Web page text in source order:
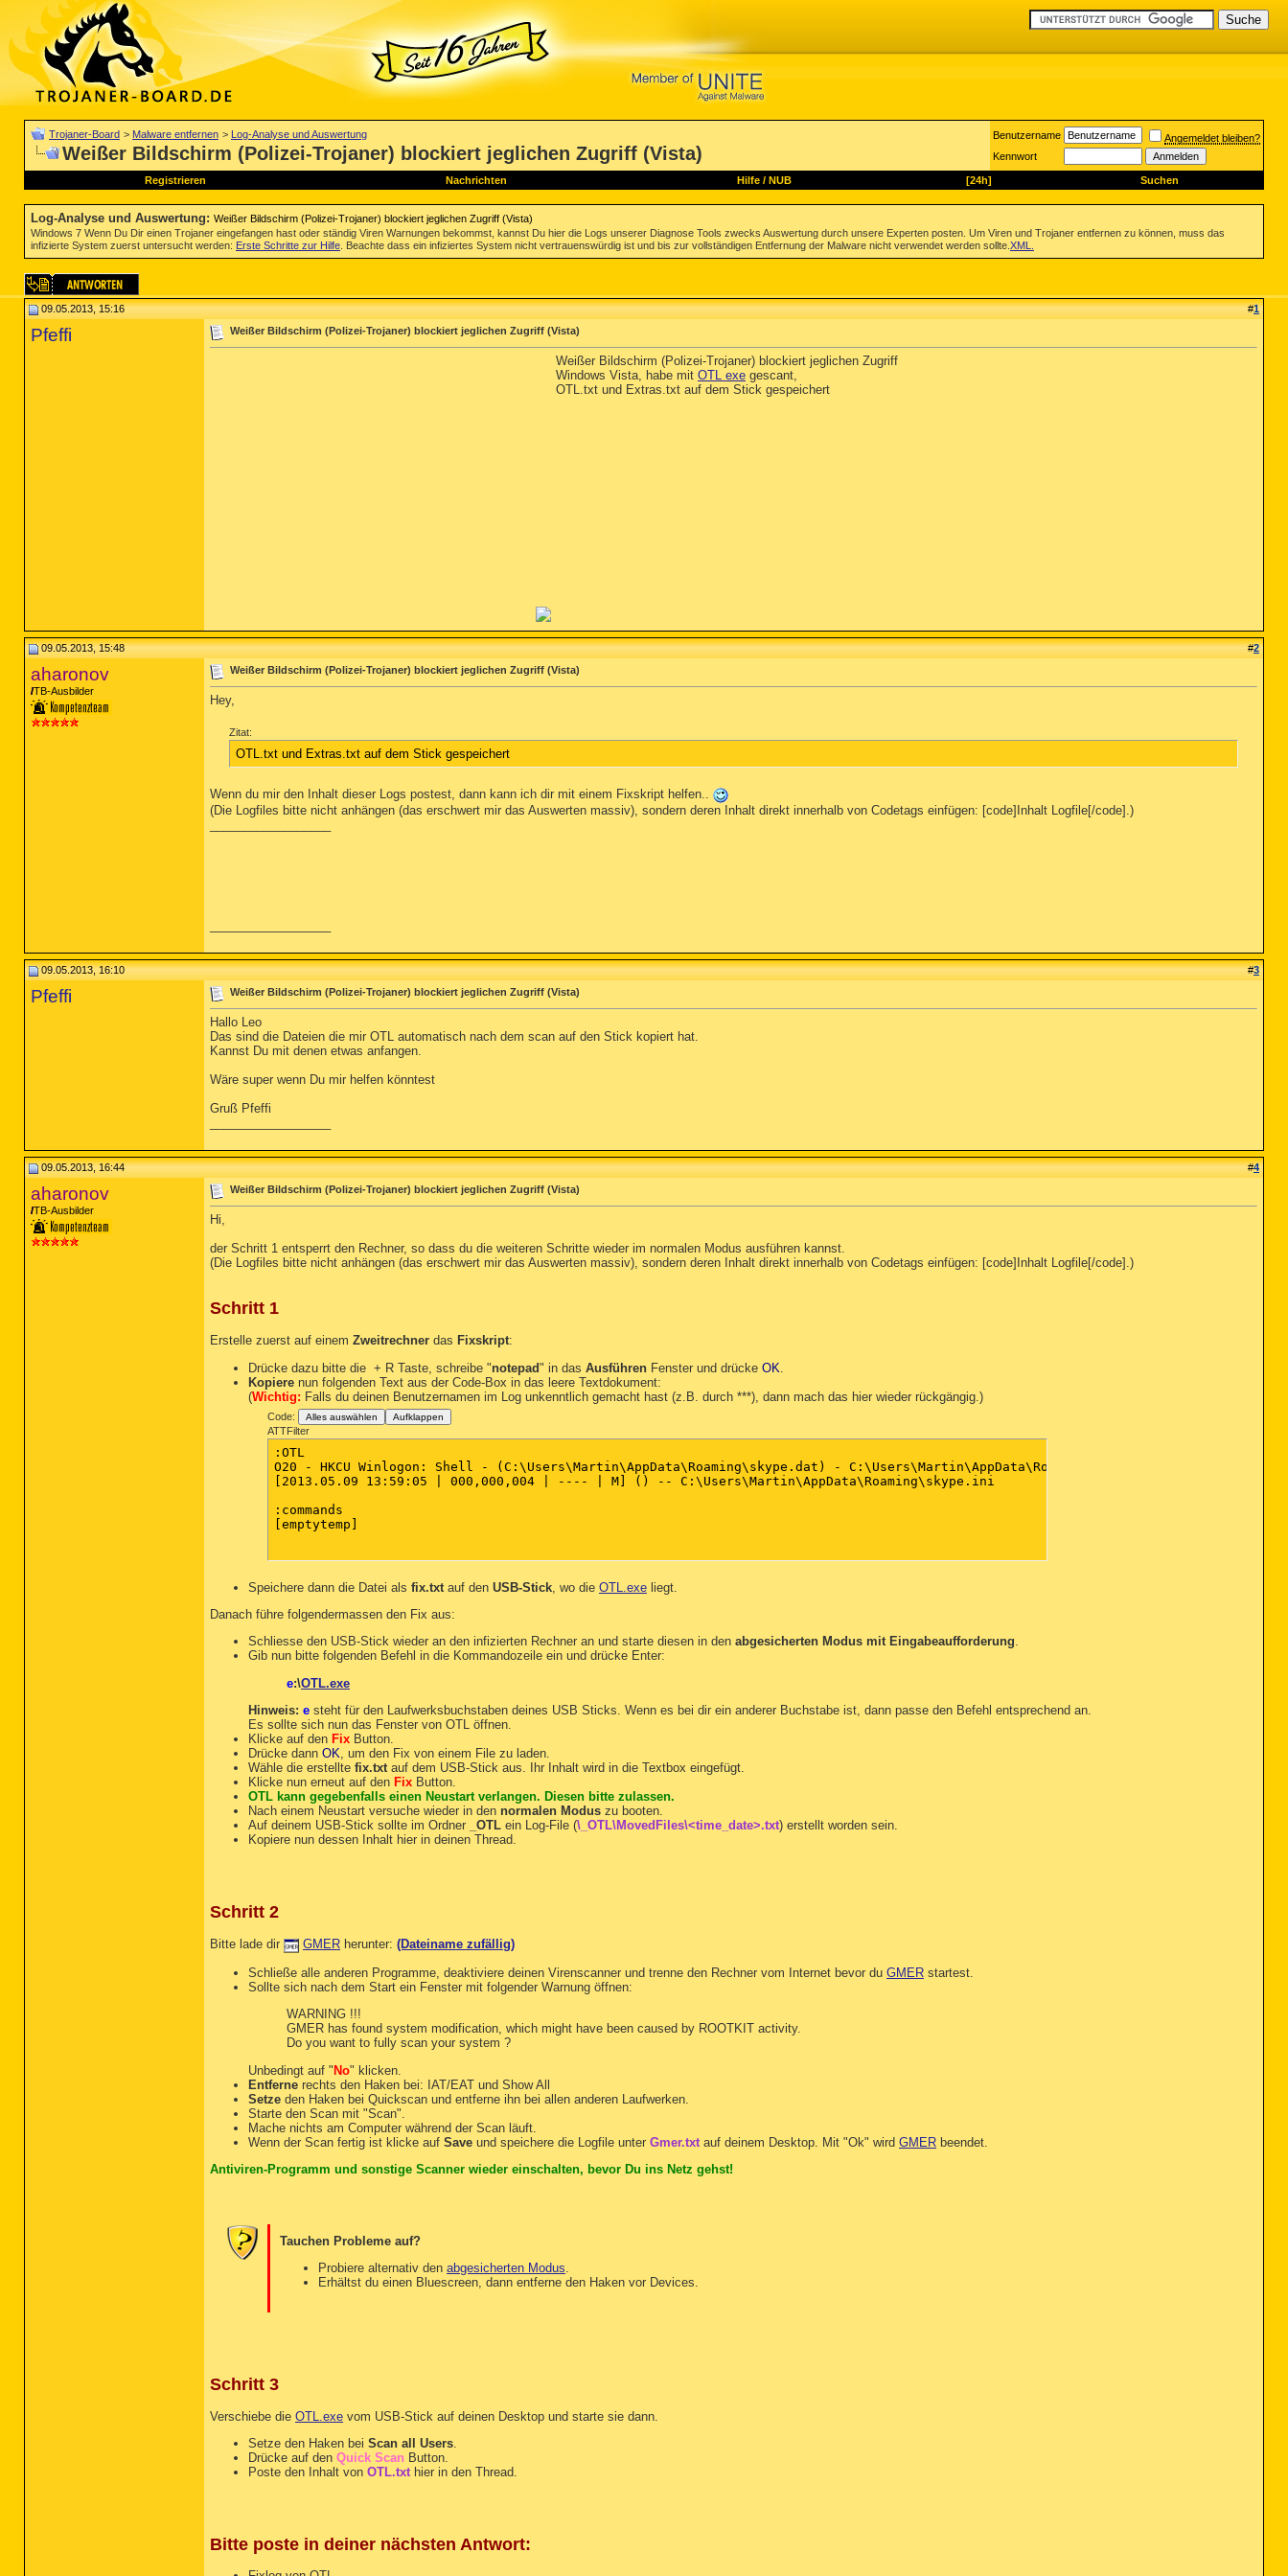
Trojaner-Board > Malware entfernen > Log-Analyse und Auswertung
Weißer Bildschirm (Polizei-Trojaner) blockiert jeglichen Zugriff (Vista)
Benutzername
Angemeldet bleiben?
Kennwort
Registrieren Nachrichten Hilfe/ NUB [24h] Suchen
Log-Analyse und Auswertung: Weißer Bildschirm (Polizei-Trojaner) blockiert jeglichen Zugriff (Vista)
Windows 7 Wenn Du Dir einen Trojaner eingefangen hast oder ständig Viren Warnungen bekommst, kannst Du hier die Logs unserer Diagnose Tools zwecks Auswertung durch unsere Experten posten. Um Viren und Trojaner entfernen zu können, muss das
infizierte System zuerst untersucht werden: Erste Schritte zur Hilfe . Beachte dass ein infiziertes System nicht vertrauenswürdig ist und bis zur vollständigen Entfernung der Malware nicht verwendet werden sollte. XML
09.05.2013, 15:16 #1
Pfeffi Weißer Bildschirm (Polizei-Trojaner) blockiert jeglichen Zugriff (Vista)
Weißer Bildschirm (Polizei-Trojaner) blockiert jeglichen Zugriff
Windows Vista, habe mit OTL exe gescant,
OTL.txt und Extras.txt auf dem Stick gespeichert
09.05.2013, 15:48 #2
aharonov
TB-Ausbilder
Weißer Bildschirm (Polizei-Trojaner) blockiert jeglichen Zugriff (Vista)
Hey,
Zitat:
OTL.txt und Extras.txt auf dem Stick gespeichert
Wenn du mir den Inhalt dieser Logs postest, dann kann ich dir mit einem Fixskript helfen..
(Die Logfiles bitte nicht anhängen (das erschwert mir das Auswerten massiv), sondern deren Inhalt direkt innerhalb von Codetags einfügen: [code]Inhalt Logfile[/code].)
09.05.2013, 16:10 #3
Pfeffi Weißer Bildschirm (Polizei-Trojaner) blockiert jeglichen Zugriff (Vista)
Hallo Leo
Das sind die Dateien die mir OTL automatisch nach dem scan auf den Stick kopiert hat.
Kannst Du mit denen etwas anfangen.
Wäre super wenn Du mir helfen könntest
Gruß Pfeffi
09.05.2013, 16:44 #4
aharonov
TB-Ausbilder
Weißer Bildschirm (Polizei-Trojaner) blockiert jeglichen Zugriff (Vista)
Hi,
der Schritt 1 entsperrt den Rechner, so dass du die weiteren Schritte wieder im normalen Modus ausführen kannst.
(Die Logfiles bitte nicht anhängen (das erschwert mir das Auswerten massiv), sondern deren Inhalt direkt innerhalb von Codetags einfügen: [code]Inhalt Logfile[/code].)
Schritt 1
Erstelle zuerst auf einem Zweitrechner das Fixskript:
Drücke dazu bitte die + R Taste, schreibe "notepad" in das Ausführen Fenster und drücke OK
Kopiere nun folgenden Text aus der Code-Box in das leere Textdokument:
(Wichtig: Falls du deinen Benutzernamen im Log unkenntlich gemacht hast (z.B. durch ***), dann mach das hier wieder rückgängig.)
Code: Alles auswählen Aufklappen
ATTFilter
:OTL
O20 - HKCU Winlogon: Shell - (C:\Users\Martin\AppData\Roaming\skype.dat) - C:\Users\Martin\AppData\Roaming\skype.dat ()
[2013.05.09 13:59:05 | 000,000,004 | ---- | M] () -- C:\Users\Martin\AppData\Roaming\skype.ini
:commands
[emptytemp]
Speichere dann die Datei als fix.txt auf den USB-Stick , wo die OTL.exe liegt.
Danach führe folgendermassen den Fix aus:
Schliesse den USB-Stick wieder an den infizierten Rechner an und starte diesen in den abgesicherten Modus mit Eingabeaufforderung.
Gib nun bitte folgenden Befehl in die Kommandozeile ein und drücke Enter:
e:\OTL.exe
Hinweis: e steht für den Laufwerksbuchstaben deines USB Sticks. Wenn es bei dir ein anderer Buchstabe ist, dann passe den Befehl entsprechend an.
Es sollte sich nun das Fenster von OTL öffnen.
Klicke auf den Fix Button.
Drücke dann OK , um den Fix von einem File zu laden.
Wähle die erstellte fix.txt auf dem USB-Stick aus. Ihr Inhalt wird in die Textbox eingefügt.
Klicke nun erneut auf den Fix Button.
OTL kann gegebenfalls einen Neustart verlangen. Diesen bitte zulassen.
Nach einem Neustart versuche wieder in den normalen Modus zu booten.
Auf deinem USB-Stick sollte im Ordner
_OTL ein Log-File (\_OTL\MovedFiles\<time_date>.txt) erstellt worden sein.
Kopiere nun dessen Inhalt hier in deinen Thread.
Schritt 2
Bitte lade dir GMER herunter: (Dateiname zufällig)
Schließe alle anderen Programme, deaktiviere deinen Virenscanner und trenne den Rechner vom Internet bevor du GMER startest.
Sollte sich nach dem Start ein Fenster mit folgender Warnung öffnen:
WARNING !!!
GMER has found system modification, which might have been caused by ROOTKIT activity.
Do you want to fully scan your system ?
Unbedingt auf " No" klicken.
Entferne rechts den Haken bei: IAT/EAT und Show All
Setze den Haken bei Quickscan und entferne ihn bei allen anderen Laufwerken.
Starte den Scan mit "Scan".
Mache nichts am Computer während der Scan läuft.
Wenn der Scan fertig ist klicke auf Save und speichere die Logfile unter Gmer.txt auf deinem Desktop. Mit "Ok" wird GMER beendet.
Antiviren-Programm und sonstige Scanner wieder einschalten, bevor Du ins Netz gehst!
Tauchen Probleme auf?
Probiere alternativ den abgesicherten Modus.
Erhältst du einen Bluescreen, dann entferne den Haken vor Devices.
Schritt 3
Verschiebe die OTL.exe vom USB-Stick auf deinen Desktop und starte sie dann.
Setze den Haken bei Scan all Users.
Drücke auf den Quick Scan Button.
Poste den Inhalt von OTL.txthier in den Thread.
Bitte poste in deiner nächsten Antwort: